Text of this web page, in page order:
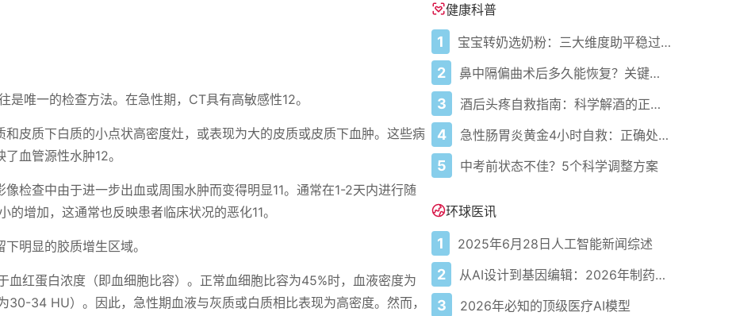
是唯一的检查方法。在急性期，CT具有高敏感性12。
皮质下白质的小点状高密度灶，或表现为大的皮质或皮质下血肿。这些病
血管源性水肿12。
检查中由于进一步出血或周围水肿而变得明显11。通常在1-2天内进行随
增加，这通常也反映患者临床状况的恶化11。
明显的胶质增生区域。
血红蛋白浓度（即血细胞比容）。正常血细胞比容为45%时，血液密度为
34 HU）。因此，急性期血液与灰质或白质相比表现为高密度。然而，
健康科普
1 宝宝转奶选奶粉：三大维度助平稳过渡
2 鼻中隔偏曲术后多久能恢复？关键看这几点
3 酒后头疼自救指南：科学解酒的正确打开方式
4 急性肠胃炎黄金4小时自救：正确处置与误区避坑关键
5 中考前状态不佳？5个科学调整方案
环球医讯
1 2025年6月28日人工智能新闻综述
2 从AI设计到基因编辑：2026年制药领域重大突破
3 2026年必知的顶级医疗AI模型